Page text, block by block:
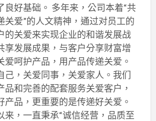
良好基础。 多年来，公司本着“共
关爱”的人文精神，通过对员工的
的关爱来实现企业的和谐发展战
享发展成果，与客户分享财富增
爱呵护产品，用产品传递关爱。
己，关爱同事，关爱家人。我们
品和完善的配套服务关爱客户，
产品，更重要的是传递好关爱。
来，一直秉承“诚信经营，品质至